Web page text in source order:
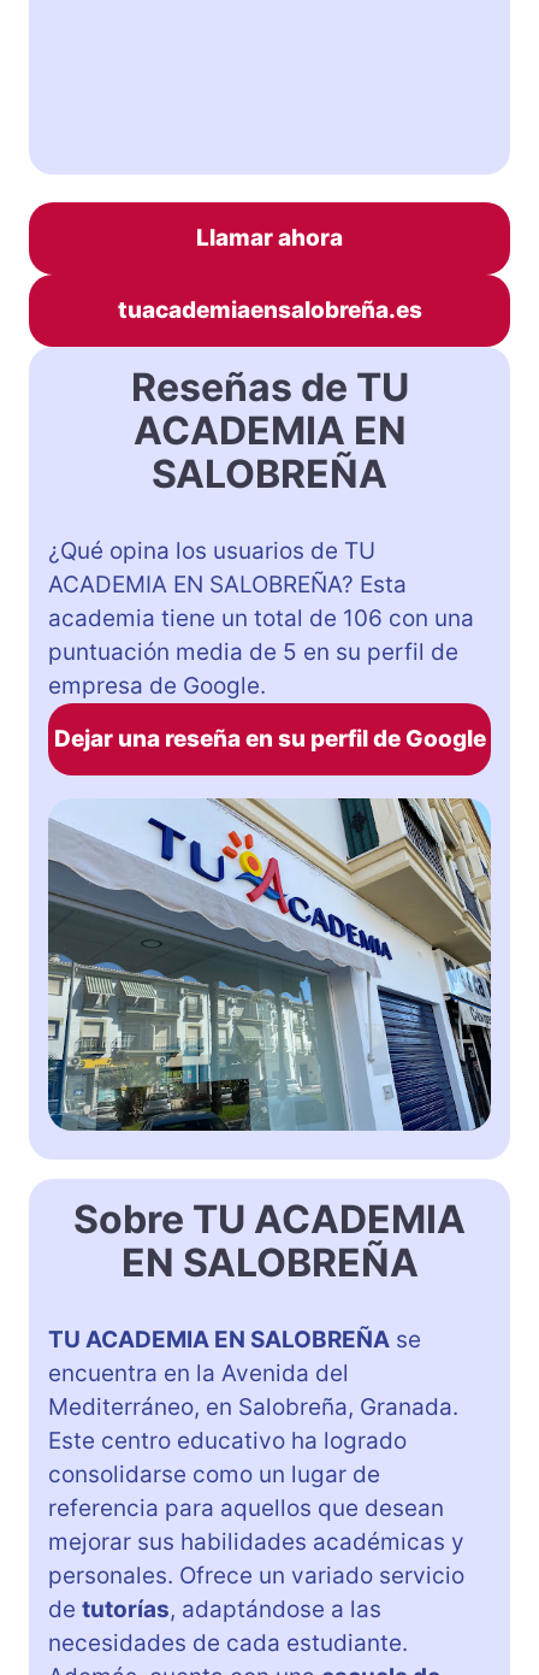
Llamar ahora
tuacademiaensalobreña.es
Reseñas de TU
ACADEMIA EN
SALOBREÑA
¿Qué opina los usuarios de TU
ACADEMIA EN SALOBREÑA? Esta
academia tiene un total de 106 con una
puntuación media de 5 en su perfil de
empresa de Google.
Dejar una reseña en su perfil de Google
Sobre TU ACADEMIA
EN SALOBREÑA
TU ACADEMIA EN SALOBREÑA se
encuentra en la Avenida del
Mediterráneo, en Salobreña, Granada.
Este centro educativo ha logrado
consolidarse como un lugar de
referencia para aquellos que desean
mejorar sus habilidades académicas y
personales. Ofrece un variado servicio
de tutorías, adaptándose a las
necesidades de cada estudiante.